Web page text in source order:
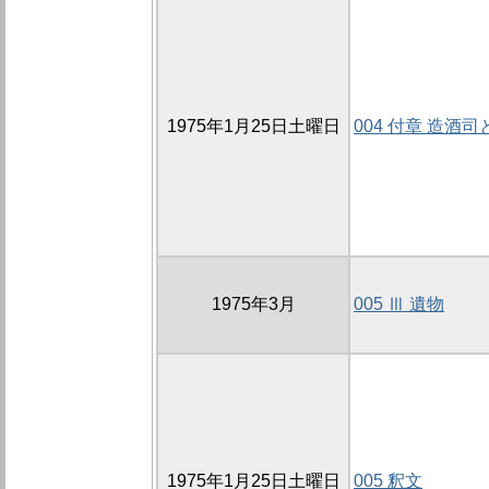
1975年1月25日土曜日 004 付章 造酒司
1975年3月 005 Ⅲ 遺物
1975年1月25日土曜日 005 釈文